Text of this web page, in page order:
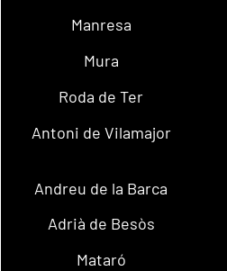
Manresa
Mura
Roda de Ter
Antoni de Vilamajor
Andreu de la Barca
Adrià de Besòs
Mataró